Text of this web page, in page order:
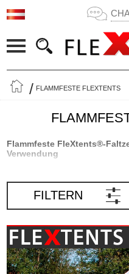
FLAMMFESTE FLEXTENTS
Flammfeste FleXtents®-
Verwendung
Kombinationen unserer
aus unserer beeindruckenden
Zu diesem umfangreichen
gehört auch unsere Serie an
Faltzelten.
FILTERN